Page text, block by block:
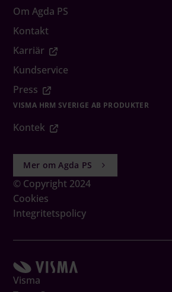
Om Agda PS
Kontakt
Karriär
Kundservice
Press
VISMA HRM SVERIGE AB PRODUKTER
Kontek
Mer om Agda PS
© Copyright 2024
Cookies
Integritetspolicy
Visma